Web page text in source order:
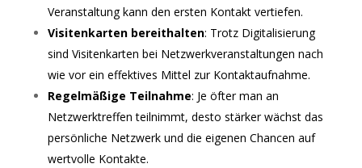
Veranstaltung kann den ersten Kontakt vertiefen.
Visitenkarten bereithalten: Trotz Digitalisierung
sind Visitenkarten bei Netzwerkveranstaltungen nach
wie vor ein effektives Mittel zur Kontaktaufnahme.
Regelmäßige Teilnahme: Je öfter man an
Netzwerktreffen teilnimmt, desto stärker wächst das
persönliche Netzwerk und die eigenen Chancen auf
wertvolle Kontakte.